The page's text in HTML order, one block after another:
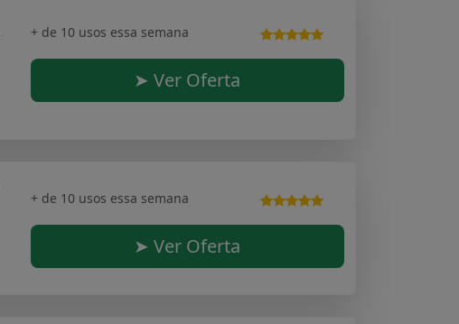
+ de 10 usos essa semana
➤ Ver Oferta
+ de 10 usos essa semana
➤ Ver Oferta